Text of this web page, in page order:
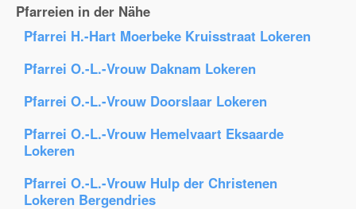
Pfarreien in der Nähe
Pfarrei H.-Hart Moerbeke Kruisstraat Lokeren
Pfarrei O.-L.-Vrouw Daknam Lokeren
Pfarrei O.-L.-Vrouw Doorslaar Lokeren
Pfarrei O.-L.-Vrouw Hemelvaart Eksaarde
Lokeren
Pfarrei O.-L.-Vrouw Hulp der Christenen
Lokeren Bergendries